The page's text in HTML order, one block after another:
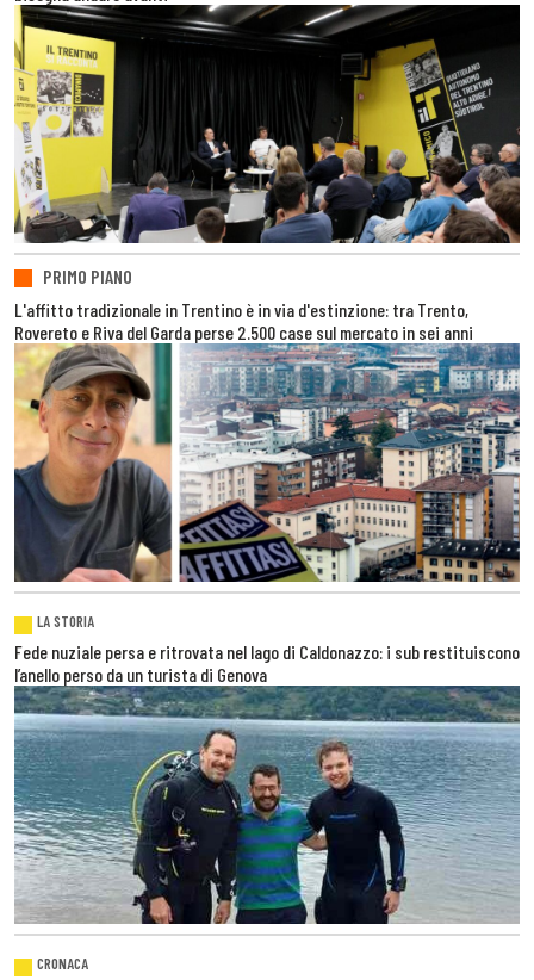
PRIMO PIANO
L'affitto tradizionale in Trentino è in via d'estinzione: tra Trento,
Rovereto e Riva del Garda perse 2.500 case sul mercato in sei anni
LA STORIA
Fede nuziale persa e ritrovata nel lago di Caldonazzo: i sub restituiscono
l’anello perso da un turista di Genova
CRONACA